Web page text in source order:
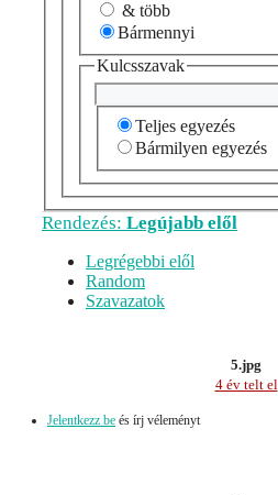
& több
Bármennyi
Kulcsszavak
Teljes egyezés
Bármilyen egyezés
Rendezés: Legújabb elől
Legrégebbi elől
Random
Szavazatok
5.jpg
4 év telt el
Jelentkezz be és írj véleményt